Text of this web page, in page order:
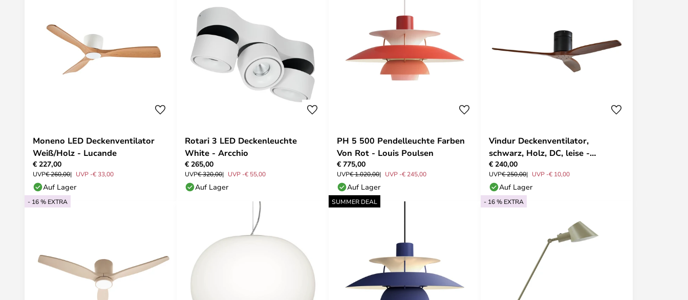
Moneno LED Deckenventilator
Weiß/Holz - Lucande
€ 227,00
UVP€ 260,00 UVP -€ 33,00
Auf Lager
Rotari 3 LED Deckenleuchte
White - Arcchio
€ 265,00
UVP€ 320,00 UVP -€ 55,00
Auf Lager
PH 5 500 Pendelleuchte Farben
Von Rot - Louis Poulsen
€ 775,00
UVP€ 1.020,00 UVP -€ 245,00
Auf Lager
Vindur Deckenventilator,
schwarz, Holz, DC, leise -
Lucande
€ 240,00
UVP€ 250,00 UVP -€ 10,00
Auf Lager
- 16 % EXTRA SUMMER DEAL - 16 % EXTRA